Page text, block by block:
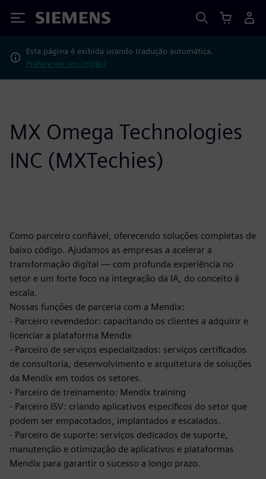
Siemens
Esta página é exibida usando tradução automática.
Prefere ver em inglês?
MX Omega Technologies
INC (MXTechies)
Como parceiro confiável, oferecendo soluções completas de
baixo código. Ajudamos as empresas a acelerar a
transformação digital — com profunda experiência no
setor e um forte foco na integração da IA, do conceito à
escala.
Nossas funções de parceria com a Mendix:
- Parceiro revendedor: capacitando os clientes a adquirir e
licenciar a plataforma Mendix
- Parceiro de serviços especializados: serviços certificados
de consultoria, desenvolvimento e arquitetura de soluções
da Mendix em todos os setores.
- Parceiro de treinamento: Mendix training
- Parceiro ISV: criando aplicativos específicos do setor que
podem ser empacotados, implantados e escalados.
- Parceiro de suporte: serviços dedicados de suporte,
manutenção e otimização de aplicativos e plataformas
Mendix para garantir o sucesso a longo prazo.